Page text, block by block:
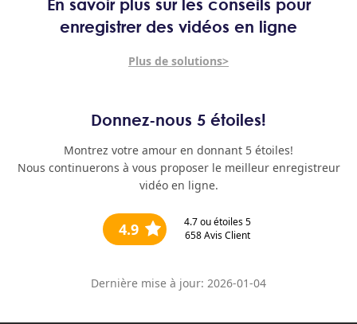
enregistrer des vidéos en ligne
Plus de solutions>
Donnez-nous 5 étoiles!
Montrez votre amour en donnant 5 étoiles!
Nous continuerons à vous proposer le meilleur enregistreur
vidéo en ligne.
4.9 4.7ou étoiles 5
658Avis Client
Dernière mise à jour: 2026-01-04